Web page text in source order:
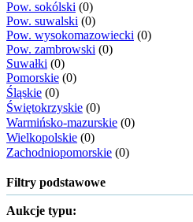
Pow. sokólski (0)
Pow. suwalski (0)
Pow. wysokomazowiecki (0)
Pow. zambrowski (0)
Suwałki (0)
Pomorskie (0)
Śląskie (0)
Świętokrzyskie (0)
Warmińsko-mazurskie (0)
Wielkopolskie (0)
Zachodniopomorskie (0)
Filtry podstawowe
Aukcje typu: